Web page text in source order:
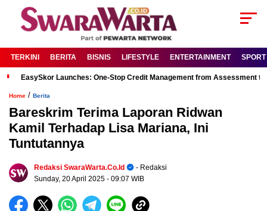
TERKINI BERITA BISNIS LIFESTYLE ENTERTAINMENT SPORT
EasySkor Launches: One-Stop Credit Management from Assessment
Home / Berita
Bareskrim Terima Laporan Ridwan
Kamil Terhadap Lisa Mariana, Ini
Tuntutannya
Redaksi SwaraWarta.co.id
- Redaksi
Sunday, 20 April 2025 - 09:07 WIB